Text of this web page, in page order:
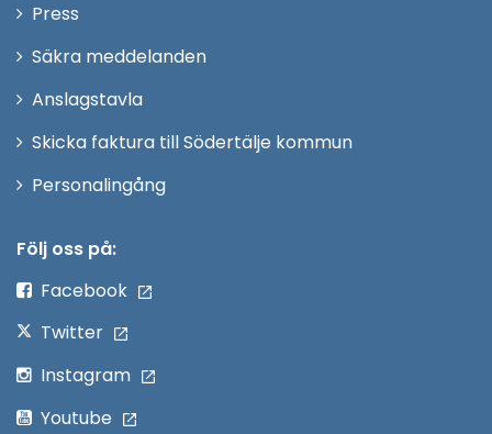
Press
fönster
Säkra meddelanden
Anslagstavla
Skicka faktura till Södertälje kommun
PersonalingångÖppna
Följ oss på:
Facebook
Twitter
Instagram
Youtube